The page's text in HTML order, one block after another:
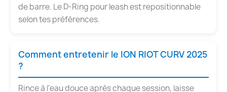
de barre. Le D-Ring pour leash est repositionnable
selon tes préférences.
Comment entretenir le ION RIOT CURV 2025
?
Rince à l'eau douce après chaque session, laisse